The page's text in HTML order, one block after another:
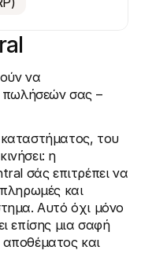
να
πωλήσεών σας –
του
η
σάς επιτρέπει να
πληρωμές και
Αυτό όχι μόνο
επίσης μια σαφή
και
για
μας